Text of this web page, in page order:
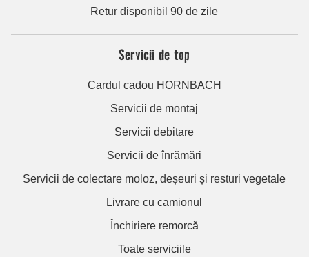
Retur disponibil 90 de zile
Servicii de top
Cardul cadou HORNBACH
Servicii de montaj
Servicii debitare
Servicii de înrămări
Servicii de colectare moloz, deșeuri și resturi vegetale
Livrare cu camionul
Închiriere remorcă
Toate serviciile